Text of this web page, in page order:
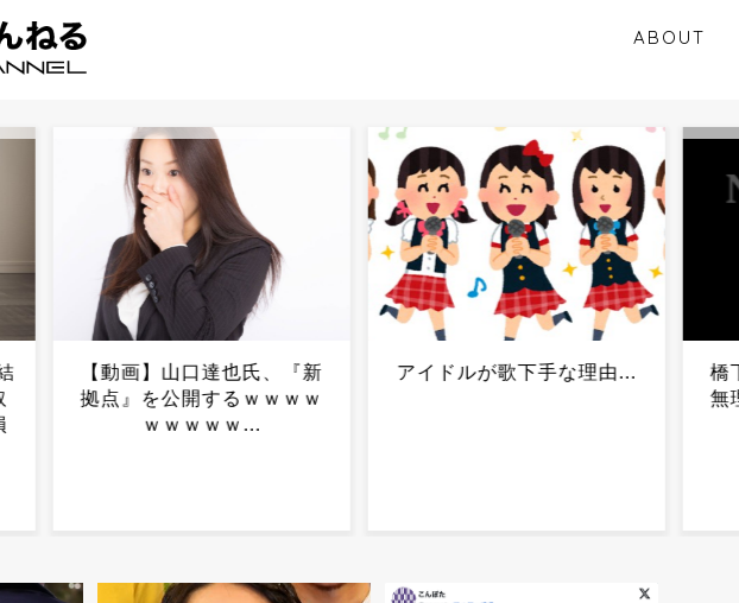
ABOUT
【動画】山口達也氏、『新
拠点』を公開するｗｗｗｗ
ｗｗｗｗｗ...
アイドルが歌下手な理由...
橋下徹
無理」